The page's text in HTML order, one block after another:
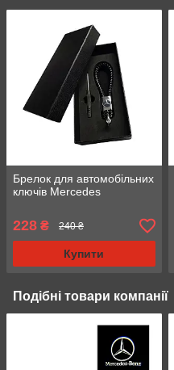
Брелок для автомобільних
ключів Mercedes
228 ₴ 240 ₴
Купити
Подібні товари компанії